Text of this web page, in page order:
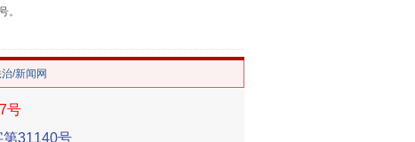
。
/新闻网
号
第31140号